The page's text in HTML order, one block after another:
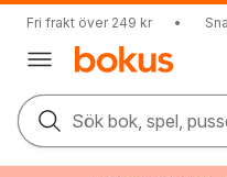
Fri frakt över 249 kr •
Sök bok, spel,